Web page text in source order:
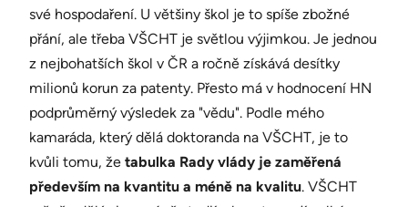
své hospodaření. U většiny škol je to spíše zbožné
přání, ale třeba VŠCHT je světlou výjimkou. Je jednou
z nejbohatších škol v ČR a ročně získává desítky
milionů korun za patenty. Přesto má v hodnocení HN
podprůměrný výsledek za "vědu". Podle mého
kamaráda, který dělá doktoranda na VŠCHT, je to
kvůli tomu, že tabulka Rady vlády je zaměřená
především na kvantitu a méně na kvalitu. VŠCHT